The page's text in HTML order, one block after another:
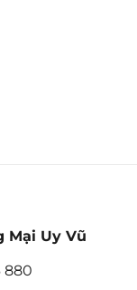
Mại Uy Vũ
880